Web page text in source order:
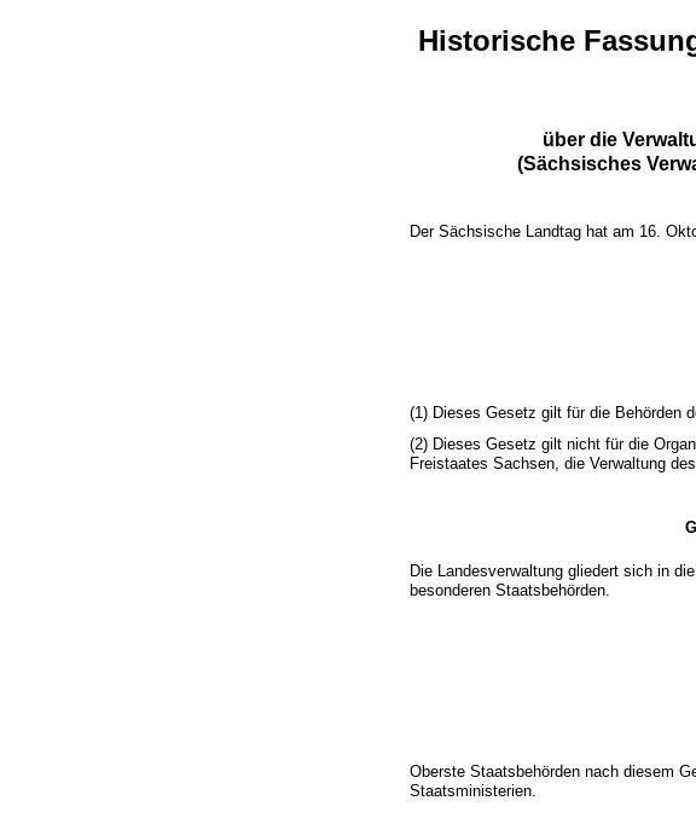
Historische
über die
(Sächsisches
Der Sächsische Landtag hat am 16.
(1) Dieses Gesetz gilt für die Behörden
(2) Dieses Gesetz gilt nicht für die
Freistaates Sachsen, die Verwaltung
Die Landesverwaltung gliedert sich in
besonderen Staatsbehörden.
Oberste Staatsbehörden nach diesem
Staatsministerien.